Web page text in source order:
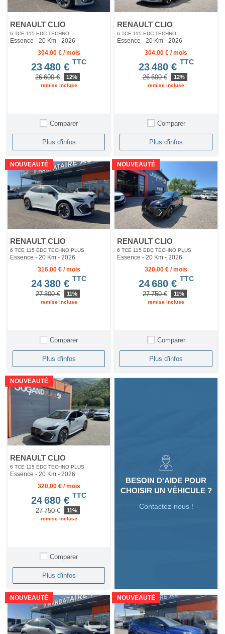
RENAULT CLIO
6 TCE 115 EDC TECHNO
Essence - 20 Km - 2026
304,00 € / mois
23 480 € TTC
26 600 € 12%
remise incluse
Comparer
Plus d'infos
RENAULT CLIO
6 TCE 115 EDC TECHNO
Essence - 20 Km- 2026
304,00 € / mois
23 480 € TTC
26 600 € 12%
remise incluse
Comparer
Plus d'infos
NOUVEAUTÉ
RENAULT CLIO
6 TCE 115 EDC TECHNO PLUS
Essence - 20 Km - 2026
316,00 € / mois
24 380 € TTC
27 300 € 11%
remise incluse
Comparer
Plus d'infos
NOUVEAUTÉ
RENAULT CLIO
6 TCE 115 EDC TECHNO PLUS
Essence - 20 Km- 2026
320,00 € / mois
24 680 € TTC
27 750 € 11%
remise incluse
Comparer
Plus d'infos
NOUVEAUTÉ
RENAULT CLIO
6 TCE 115 EDC TECHNO PLUS
Essence - 20 Km - 2026
320,00 € / mois
24 680 € TTC
27 750 € 11%
remise incluse
Comparer
Plus d'infos
BESOIN D'AIDE POUR
CHOISIR UN VÉHICULE ?
Contactez-nous !
NOUVEAUTÉ NOUVEAUTÉ